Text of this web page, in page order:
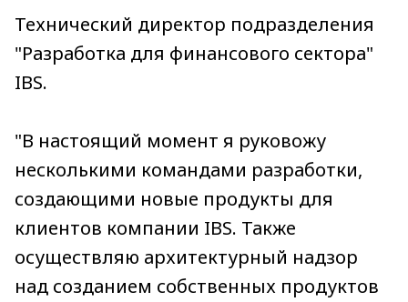
Технический директор подразделения
"Разработка для финансового сектора"
IBS.
"В настоящий момент я руковожу
несколькими командами разработки,
создающими новые продукты для
клиентов компании IBS. Также
осуществляю архитектурный надзор
над созданием собственных продуктов